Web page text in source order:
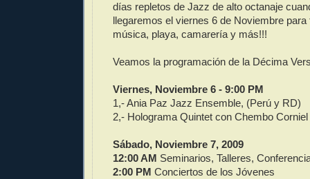
días repletos de Jazz de alto octanaje
llegaremos el viernes 6 de Noviembre
música, playa, camarería y más!!!
Veamos la programación de la Décima
Viernes, Noviembre 6 - 9:00 PM
1,- Ania Paz Jazz Ensemble, (Perú y RD)
2,- Holograma Quintet con Chembo
Sábado, Noviembre 7, 2009
12:00 AM Seminarios, Talleres,
2:00 PM Conciertos de los Jóvenes